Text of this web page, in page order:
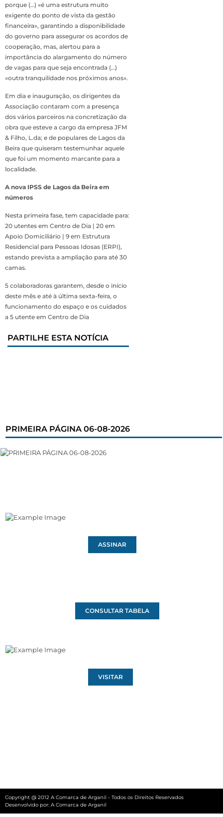
porque (…) «é uma estrutura muito
exigente do ponto de vista da gestão
financeira», garantindo a disponibilidade
do governo para assegurar os acordos de
cooperação, mas, alertou para a
importância do alargamento do número
de vagas para que seja encontrada (…)
«outra tranquilidade nos próximos anos».
Em dia e inauguração, os dirigentes da
Associação contaram com a presença
dos vários parceiros na concretização da
obra que esteve a cargo da empresa JFM
& Filho, L.da; e de populares de Lagos da
Beira que quiseram testemunhar aquele
que foi um momento marcante para a
localidade.
A nova IPSS de Lagos da Beira em
números
Nesta primeira fase, tem capacidade para:
20 utentes em Centro de Dia | 20 em
Apoio Domiciliário | 9 em Estrutura
Residencial para Pessoas Idosas (ERPI),
estando prevista a ampliação para até 30
camas.
5 colaboradoras garantem, desde o início
deste mês e até à última sexta-feira, o
funcionamento do espaço e os cuidados
a 5 utente em Centro de Dia
PARTILHE ESTA NOTÍCIA
PRIMEIRA PÁGINA 06-08-2026
ASSINAR
CONSULTAR TABELA
VISITAR
Copyright @ 2012 A Comarca de Arganil - Todos os Direitos Reservados
Desenvolvido por: A Comarca de Arganil